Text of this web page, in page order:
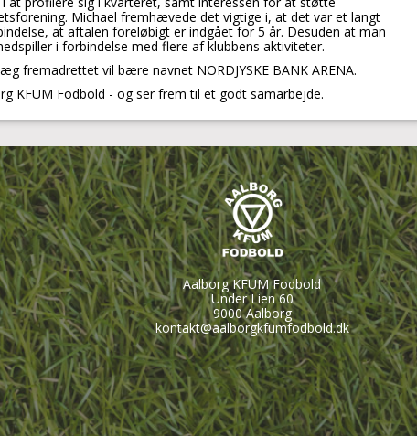
Michael fremhævede det vigtige i, at det var et langt
at aftalen foreløbigt er indgået for 5 år. Desuden at man
i forbindelse med flere af klubbens aktiviteter.
fremadrettet vil bære navnet NORDJYSKE BANK ARENA.
KFUM Fodbold - og ser frem til et godt samarbejde.
Aalborg KFUM Fodbold
Under Lien 60
9000 Aalborg
kontakt@aalborgkfumfodbold.dk